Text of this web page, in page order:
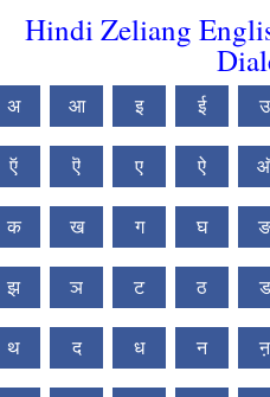
Hindi Zeliang
अ आ इ ई उ
ऍ ऎ ए ऐ
क ख ग घ ङ
झ ञ ट ठ ड
थ द ध न ऩ